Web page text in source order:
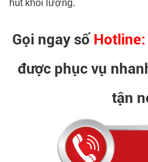
hút khối lượng.
Gọi ngay số
được phục vụ
tận